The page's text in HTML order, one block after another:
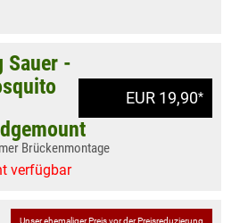
EUR 19,90*
Sauer -
Brückenmontage
verfügbar
Unser ehemaliger Preis vor der Preisreduzierung